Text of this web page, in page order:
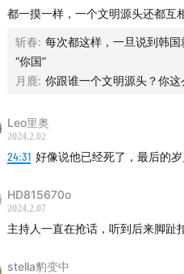
都一摸一样，一个文明源头还都互
斩春: 每次都这样，一旦说到韩国
“你国”
月鹿: 你跟谁一个文明源头？你
Leo里奥
2024.2.02
24:31 好像说他已经死了，最后的
HD815670o
2024.2.07
主持人一直在抢话，听到后来脚
stella豹变中